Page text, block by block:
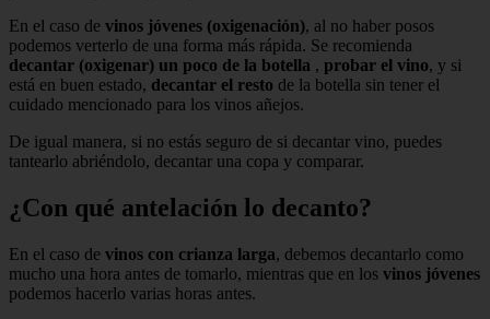
En el caso de vinos jóvenes (oxigenación), al no haber posos
podemos verterlo de una forma más rápida. Se recomienda
decantar (oxigenar) un poco de la botella , probar el vino, y si
está en buen estado, decantar el resto de la botella sin tener el
cuidado mencionado para los vinos añejos.
De igual manera, si no estás seguro de si decantar vino, puedes
tantearlo abriéndolo, decantar una copa y comparar.
¿Con qué antelación lo decanto?
En el caso de vinos con crianza larga, debemos decantarlo como
mucho una hora antes de tomarlo, mientras que en los vinos jóvenes
podemos hacerlo varias horas antes.